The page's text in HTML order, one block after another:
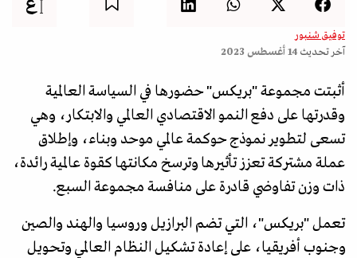
توفيق شنبور
آخر تحديث 14 أغسطس 2023
أثبتت مجموعة "بريكس" حضورها في السياسة العالمية
وقدرتها على دفع النمو الاقتصادي العالمي والابتكار، وهي
تسعى لتطوير نموذج حوكمة عالمي موحد وبناء، وإطلاق
عملة مشتركة تعزز تأثيرها وترسخ مكانتها كقوة عالمية رائدة،
ذات وزن تفاوضي قادرة على منافسة مجموعة السبع.
تعمل "بريكس"، التي تضم البرازيل وروسيا والهند والصين
وجنوب أفريقيا، على إعادة تشكيل النظام العالمي وتحويل